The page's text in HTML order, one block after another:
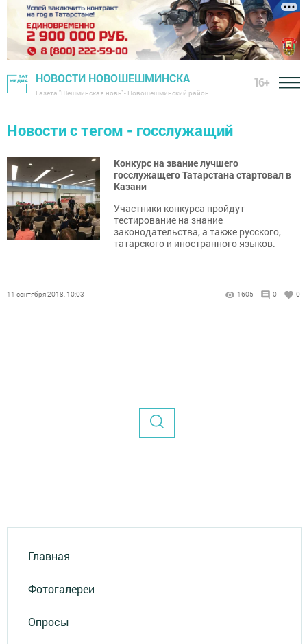
НОВОСТИ НОВОШЕШМИНСКА
Газета "Шешминская новь" - Новошешминский район
16+
Новости с тегом - госслужащий
Конкурс на звание лучшего
госслужащего Татарстана стартовал в
Казани
Участники конкурса пройдут
тестирование на знание
законодательства, а также русского,
татарского и иностранного языков.
11 сентября 2018, 10:03 1605 0 0
Главная
Фотогалереи
Опросы